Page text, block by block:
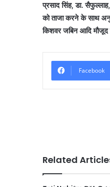
प्रसाद सिंह, डा.
को ताजा करने के साथ
किशवर जबिन आदि मौजूद
Facebook
Related